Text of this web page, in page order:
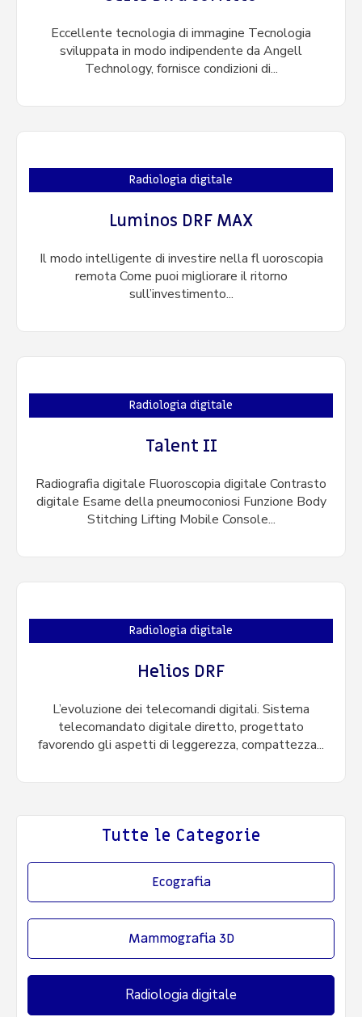
Tutte le Categorie
Ecografia
Mammografia 3D
Radiologia digitale
Eccellente tecnologia di immagine Tecnologia
sviluppata in modo indipendente da Angell
Technology, fornisce condizioni di...
Radiologia digitale
Luminos DRF MAX
Il modo intelligente di investire nella fl uoroscopia
remota Come puoi migliorare il ritorno
sull’investimento...
Radiologia digitale
Talent II
Radiografia digitale Fluoroscopia digitale Contrasto
digitale Esame della pneumoconiosi Funzione Body
Stitching Lifting Mobile Console...
Radiologia digitale
Helios DRF
L’evoluzione dei telecomandi digitali. Sistema
telecomandato digitale diretto, progettato
favorendo gli aspetti di leggerezza, compattezza...